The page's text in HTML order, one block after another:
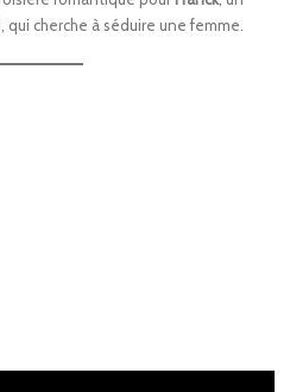
qui cherche à séduire une femme.